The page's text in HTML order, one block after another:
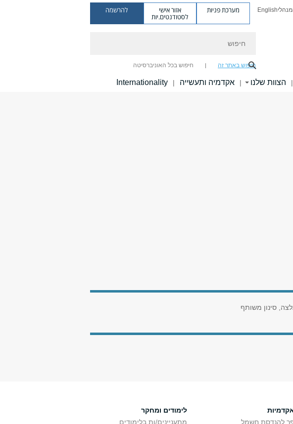
English מערכת פניות אזור אישי
לסטודנטים.יות
להרשמה
חיפוש באתר זה חיפוש בכל האוניברסיטה
| הצוות שלנו | אקדמיה ותעשייה |
Internationality
סינון משותף
להנדסת חשמל
לימודים ומחקר
מתעניינים/ות בלימודים